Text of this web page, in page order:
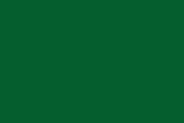
in Aktion auf
2026